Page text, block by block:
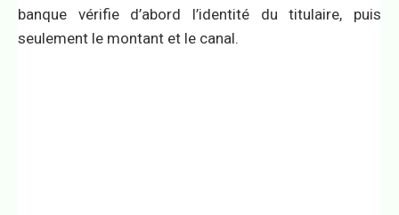
banque vérifie d’abord l’identité du titulaire, puis
seulement le montant et le canal.